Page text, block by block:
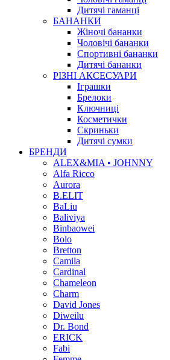
Дитячі гаманці
БАНАНКИ
Жіночі бананки
Чоловічі бананки
Спортивні бананки
Дитячі бананки
РІЗНІ АКСЕСУАРИ
Іграшки
Брелоки
Ключниці
Косметички
Скриньки
Дитячі сумки
БРЕНДИ
ALEX&MIA • JOHNNY
Alfa Ricco
Aurora
B.ELIT
BaLiu
Baliviya
Binbaowei
Bolo
Bretton
Camila
Cardinal
Chameleon
Charm
David Jones
Diweilu
Dr. Bond
ERICK
Fabi